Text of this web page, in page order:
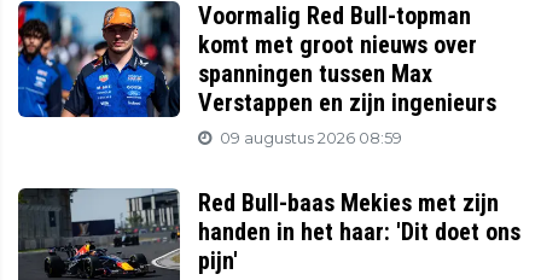
Voormalig Red Bull-topman
komt met groot nieuws over
spanningen tussen Max
Verstappen en zijn ingenieurs
09 augustus 2026 08:59
Red Bull-baas Mekies met zijn
handen in het haar: 'Dit doet ons
pijn'